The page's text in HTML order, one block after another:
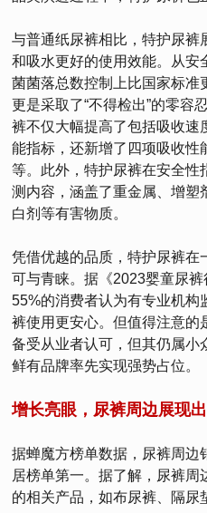
与普通纸尿裤相比，特护尿裤
和吸水更好的使用效能。从安
菌菌落总数控制上比国家标准
更是采取了“不得检出”的零容
裤不仅大幅提高了包括吸收速
能指标，还新增了四项吸收性
等。此外，特护尿裤在安全性
测内容，涵盖了重金属、增塑
白剂等有害物质。
凭借优越的品质，特护尿裤在
可与青睐。据《2023婴童尿裤
55%的消费者认为有专业机构
裤使用更安心。但值得注意的
备受从业者认可，但其仍属小
鲜有品牌率先实现强势占位。
增长亮眼，尿裤周边展现
据蝉魔方榜单数据，尿裤周边
居榜单第一。据了解，尿裤周
的相关产品，如布尿裤、隔尿